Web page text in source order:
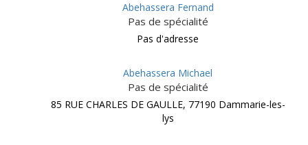
Abehassera Fernand
Pas de spécialité
Pas d'adresse
Abehassera Michael
Pas de spécialité
85 RUE CHARLES DE GAULLE, 77190 Dammarie-les-
lys